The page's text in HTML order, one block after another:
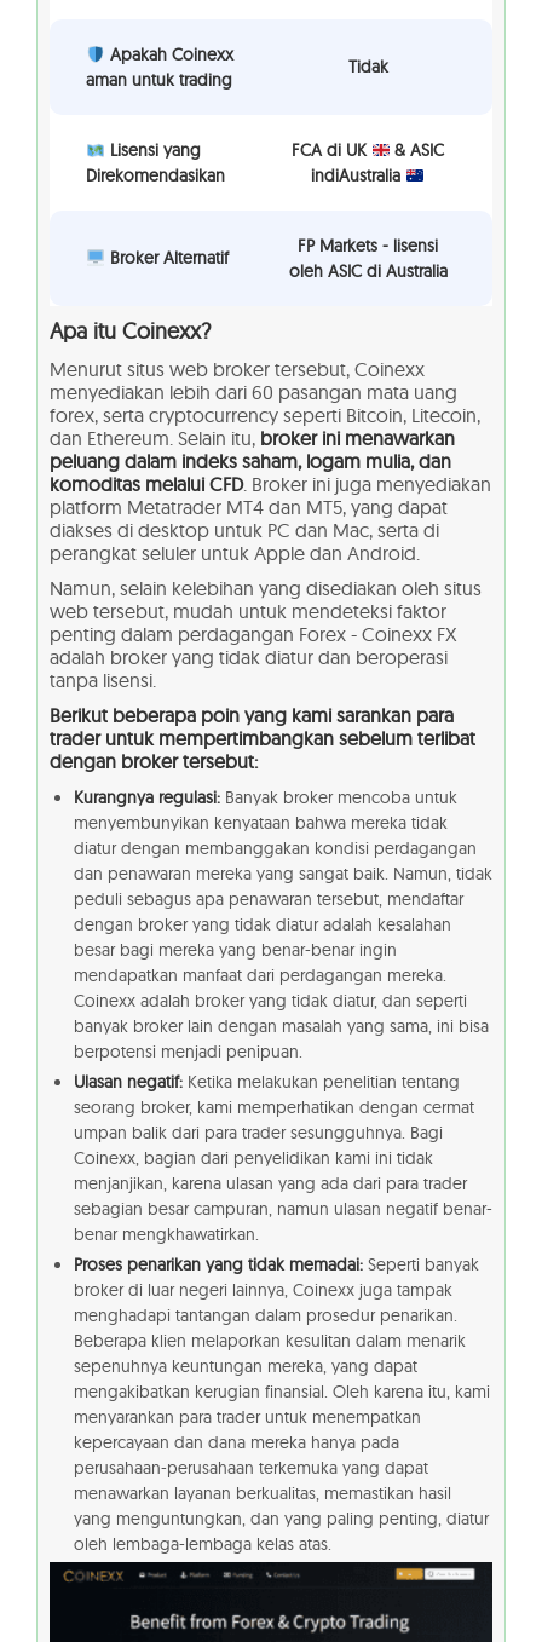
Apakah Coinexx
aman untuk trading
Tidak
Lisensi yang
Direkomendasikan
FCA di UK
& ASIC
indiAustralia
Broker Alternatif
FP Markets - lisensi
oleh ASIC di Australia
Apa itu Coinexx?
Menurut situs web broker tersebut, Coinexx
menyediakan lebih dari 60 pasangan mata uang
forex, serta cryptocurrency seperti Bitcoin, Litecoin,
dan Ethereum. Selain itu, broker ini menawarkan
peluang dalam indeks saham, logam mulia, dan
komoditas melalui CFD. Broker ini juga menyediakan
platform Metatrader MT4 dan MT5, yang dapat
diakses di desktop untuk PC dan Mac, serta di
perangkat seluler untuk Apple dan Android.
Namun, selain kelebihan yang disediakan oleh situs
web tersebut, mudah untuk mendeteksi faktor
penting dalam perdagangan Forex - Coinexx FX
adalah broker yang tidak diatur dan beroperasi
tanpa lisensi.
Berikut beberapa poin yang kami sarankan para
trader untuk mempertimbangkan sebelum terlibat
dengan broker tersebut:
Kurangnya regulasi: Banyak broker mencoba untuk
menyembunyikan kenyataan bahwa mereka tidak
diatur dengan membanggakan kondisi perdagangan
dan penawaran mereka yang sangat baik. Namun, tidak
peduli sebagus apa penawaran tersebut, mendaftar
dengan broker yang tidak diatur adalah kesalahan
besar bagi mereka yang benar-benar ingin
mendapatkan manfaat dari perdagangan mereka.
Coinexx adalah broker yang tidak diatur, dan seperti
banyak broker lain dengan masalah yang sama, ini bisa
berpotensi menjadi penipuan.
Ulasan negatif: Ketika melakukan penelitian tentang
seorang broker, kami memperhatikan dengan cermat
umpan balik dari para trader sesungguhnya. Bagi
Coinexx, bagian dari penyelidikan kami ini tidak
menjanjikan, karena ulasan yang ada dari para trader
sebagian besar campuran, namun ulasan negatif benar-
benar mengkhawatirkan.
Proses penarikan yang tidak memadai: Seperti banyak
broker di luar negeri lainnya, Coinexx juga tampak
menghadapi tantangan dalam prosedur penarikan.
Beberapa klien melaporkan kesulitan dalam menarik
sepenuhnya keuntungan mereka, yang dapat
mengakibatkan kerugian finansial. Oleh karena itu, kami
menyarankan para trader untuk menempatkan
kepercayaan dan dana mereka hanya pada
perusahaan-perusahaan terkemuka yang dapat
menawarkan layanan berkualitas, memastikan hasil
yang menguntungkan, dan yang paling penting, diatur
oleh lembaga-lembaga kelas atas.